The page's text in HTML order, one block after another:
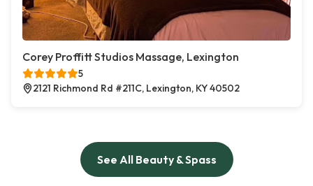
Corey Proffitt Studios Massage, Lexington
5
2121 Richmond Rd #211C, Lexington, KY 40502
See All Beauty & Spass